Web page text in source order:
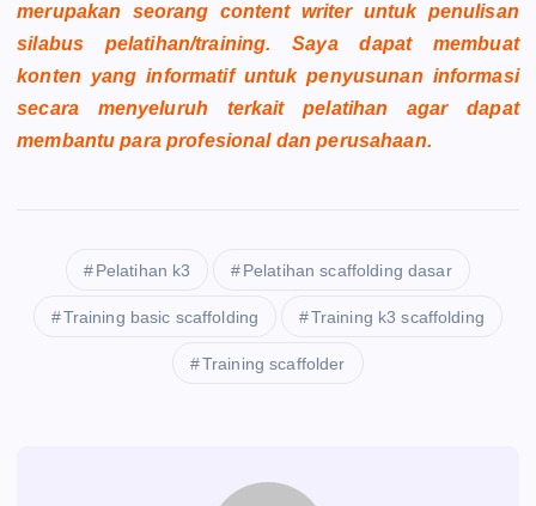
merupakan seorang content writer untuk penulisan
silabus pelatihan/training. Saya dapat membuat
konten yang informatif untuk penyusunan informasi
secara menyeluruh terkait pelatihan agar dapat
membantu para profesional dan perusahaan.
Pelatihan k3 Pelatihan scaffolding dasar
Training basic scaffolding Training k3 scaffolding
Training scaffolder